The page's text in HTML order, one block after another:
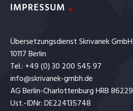
IMPRESSUM
Übersetzungsdienst Skrivanek GmbH
10117 Berlin
Tel.: +49 (0) 30 200 545 97
info@skrivanek-gmbh.de
AG Berlin-Charlottenburg HRB 86229
Ust.-IDNr: DE224135748